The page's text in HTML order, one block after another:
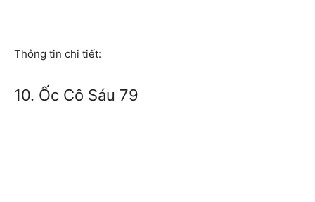
Thông tin chi tiết:
10. Ốc Cô Sáu 79